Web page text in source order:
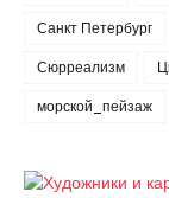
Санкт Петербург
Сюрреализм
морской_пейзаж